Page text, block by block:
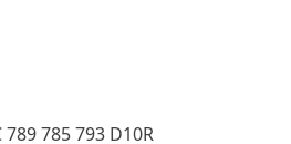
789 785 793 D10R